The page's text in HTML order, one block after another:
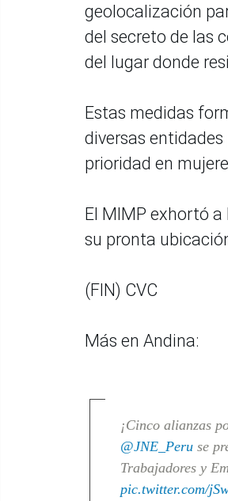
geolocalización
del secreto de las
del lugar donde
Estas medidas
diversas
prioridad en
El MIMP exhortó
su pronta
(FIN) CVC
Más en Andina:
¡Cinco alianzas
@JNE_Peruse
Trabajadores y
pic.twitter.com/